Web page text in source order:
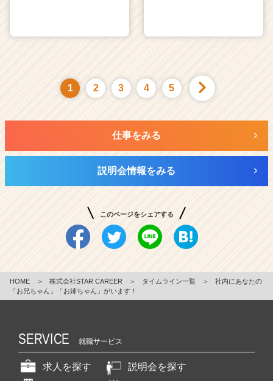
1 2 3 4 5
仕事をみる
説明会情報をみる
このページをシェアする
HOME ＞ 株式会社STAR CAREER ＞ タイムライン一覧 ＞
社内にあなたの
「お兄ちゃん」「お姉ちゃん」がいます！
SERVICE 就職サービス
求人を探す
説明会を探す